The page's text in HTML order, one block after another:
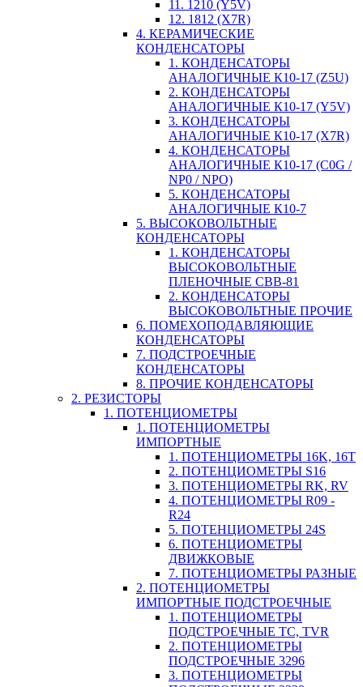
11. 1210 (Y5V)
12. 1812 (X7R)
4. КЕРАМИЧЕСКИЕ
КОНДЕНСАТОРЫ
1. КОНДЕНСАТОРЫ
АНАЛОГИЧНЫЕ К10-17 (Z5U)
2. КОНДЕНСАТОРЫ
АНАЛОГИЧНЫЕ К10-17 (Y5V)
3. КОНДЕНСАТОРЫ
АНАЛОГИЧНЫЕ К10-17 (X7R)
4. КОНДЕНСАТОРЫ
АНАЛОГИЧНЫЕ К10-17 (C0G /
NP0 / NPO)
5. КОНДЕНСАТОРЫ
АНАЛОГИЧНЫЕ К10-7
5. ВЫСОКОВОЛЬТНЫЕ
КОНДЕНСАТОРЫ
1. КОНДЕНСАТОРЫ
ВЫСОКОВОЛЬТНЫЕ
ПЛЕНОЧНЫЕ CBB-81
2. КОНДЕНСАТОРЫ
ВЫСОКОВОЛЬТНЫЕ ПРОЧИЕ
6. ПОМЕХОПОДАВЛЯЮЩИЕ
КОНДЕНСАТОРЫ
7. ПОДСТРОЕЧНЫЕ
КОНДЕНСАТОРЫ
8. ПРОЧИЕ КОНДЕНСАТОРЫ
2. РЕЗИСТОРЫ
1. ПОТЕНЦИОМЕТРЫ
1. ПОТЕНЦИОМЕТРЫ
ИМПОРТНЫЕ
1. ПОТЕНЦИОМЕТРЫ 16K, 16T
2. ПОТЕНЦИОМЕТРЫ S16
3. ПОТЕНЦИОМЕТРЫ RK, RV
4. ПОТЕНЦИОМЕТРЫ R09 -
R24
5. ПОТЕНЦИОМЕТРЫ 24S
6. ПОТЕНЦИОМЕТРЫ
ДВИЖКОВЫЕ
7. ПОТЕНЦИОМЕТРЫ РАЗНЫЕ
2. ПОТЕНЦИОМЕТРЫ
ИМПОРТНЫЕ ПОДСТРОЕЧНЫЕ
1. ПОТЕНЦИОМЕТРЫ
ПОДСТРОЕЧНЫЕ TC, TVR
2. ПОТЕНЦИОМЕТРЫ
ПОДСТРОЕЧНЫЕ 3296
3. ПОТЕНЦИОМЕТРЫ